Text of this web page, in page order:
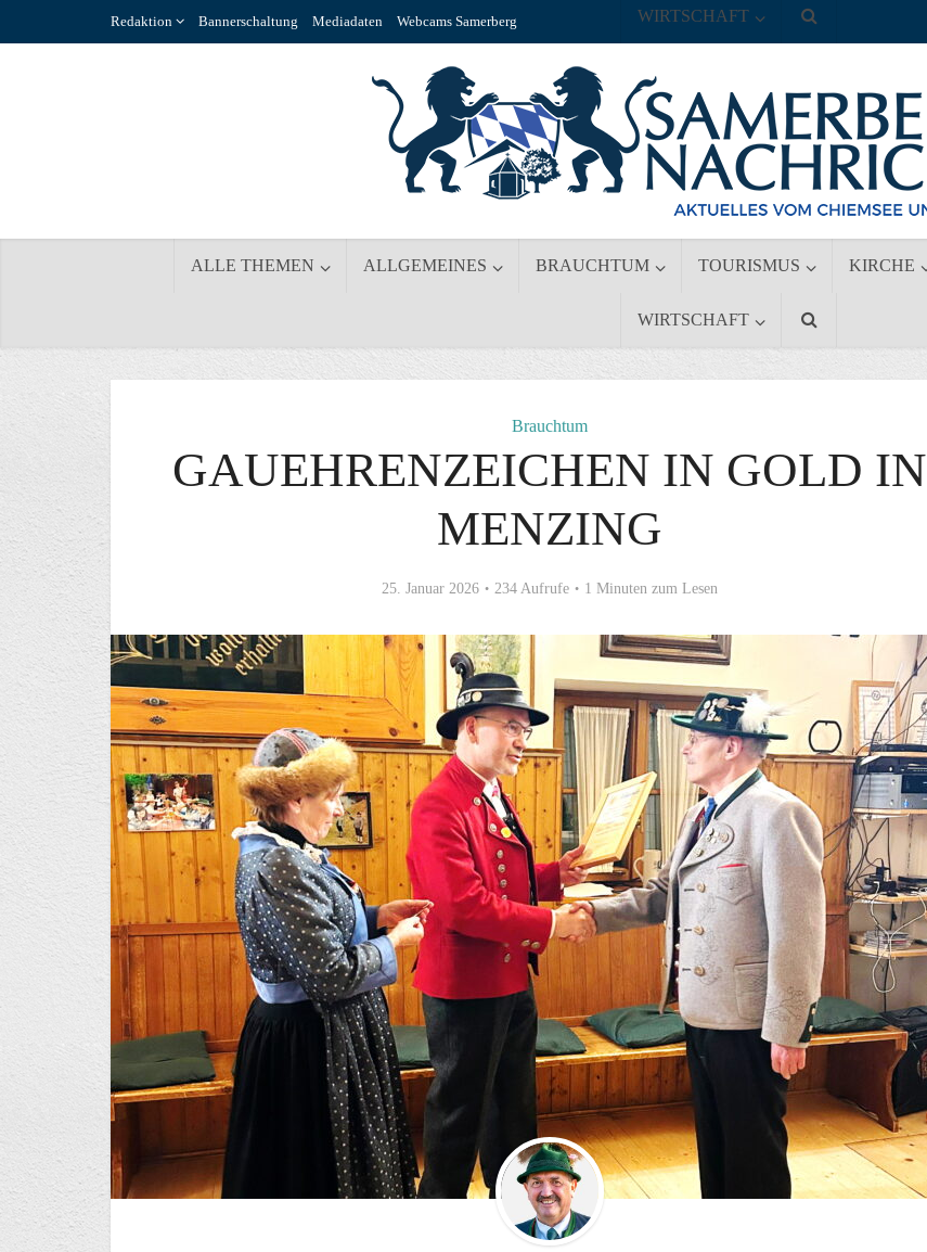
Redaktion Bannerschaltung Mediadaten Webcams Samerberg
ALLE THEMEN ALLGEMEINES BRAUCHTUM TOURISMUS KIRCHE
WIRTSCHAFT
WIRTSCHAFT
Brauchtum
GAUEHRENZEICHEN IN GOLD IN
MENZING
25. Januar 2026 234 Aufrufe 1 Minuten zum Lesen